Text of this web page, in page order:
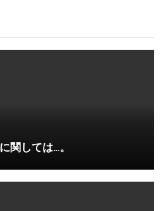
関しては…。